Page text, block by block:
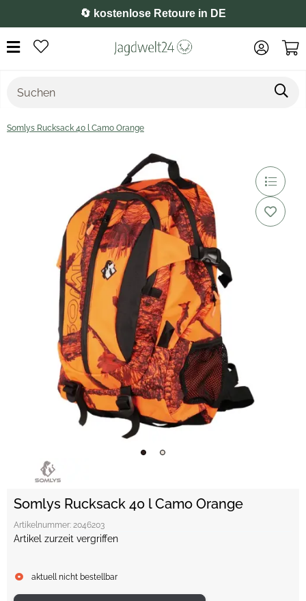
⭐️ 4,8 auf Google
Somlys Rucksack 40 l Camo Orange
Somlys Rucksack 40 l Camo Orange
Artikelnummer: 2046203
Artikel zurzeit vergriffen
aktuell nicht bestellbar